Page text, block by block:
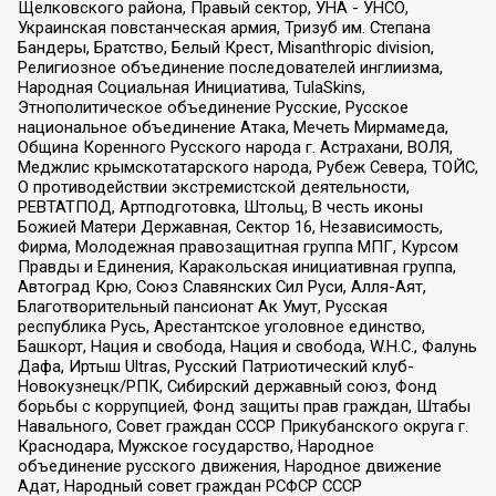
Щелковского района, Правый сектор, УНА - УНСО,
Украинская повстанческая армия, Тризуб им. Степана
Бандеры, Братство, Белый Крест, Misanthropic division,
Религиозное объединение последователей инглиизма,
Народная Социальная Инициатива, TulaSkins,
Этнополитическое объединение Русские, Русское
национальное объединение Атака, Мечеть Мирмамеда,
Община Коренного Русского народа г. Астрахани, ВОЛЯ,
Меджлис крымскотатарского народа, Рубеж Севера, ТОЙС,
О противодействии экстремистской деятельности,
РЕВТАТПОД, Артподготовка, Штольц, В честь иконы
Божией Матери Державная, Сектор 16, Независимость,
Фирма, Молодежная правозащитная группа МПГ, Курсом
Правды и Единения, Каракольская инициативная группа,
Автоград Крю, Союз Славянских Сил Руси, Алля-Аят,
Благотворительный пансионат Ак Умут, Русская
республика Русь, Арестантское уголовное единство,
Башкорт, Нация и свобода, Нация и свобода, W.H.С., Фалунь
Дафа, Иртыш Ultras, Русский Патриотический клуб-
Новокузнецк/РПК, Сибирский державный союз, Фонд
борьбы с коррупцией, Фонд защиты прав граждан, Штабы
Навального, Совет граждан СССР Прикубанского округа г.
Краснодара, Мужское государство, Народное
объединение русского движения, Народное движение
Адат, Народный совет граждан РСФСР СССР